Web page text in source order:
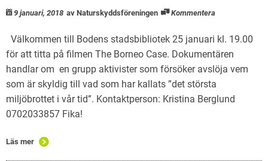
9 januari, 2018 av Naturskyddsföreningen Kommentera
Välkommen till Bodens stadsbibliotek 25 januari kl. 19.00
för att titta på filmen The Borneo Case. Dokumentären
handlar om en grupp aktivister som försöker avslöja vem
som är skyldig till vad som har kallats ”det största
miljöbrottet i vår tid”. Kontaktperson: Kristina Berglund
0702033857 Fika!
Läs mer